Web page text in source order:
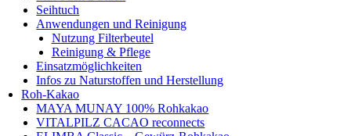
Seihtuch
Anwendungen und Reinigung
Nutzung Filterbeutel
Reinigung & Pflege
Einsatzmöglichkeiten
Infos zu Naturstoffen und Herstellung
Roh-Kakao
MAYA MUNAY 100% Rohkakao
VITALPILZ CACAO reconnects